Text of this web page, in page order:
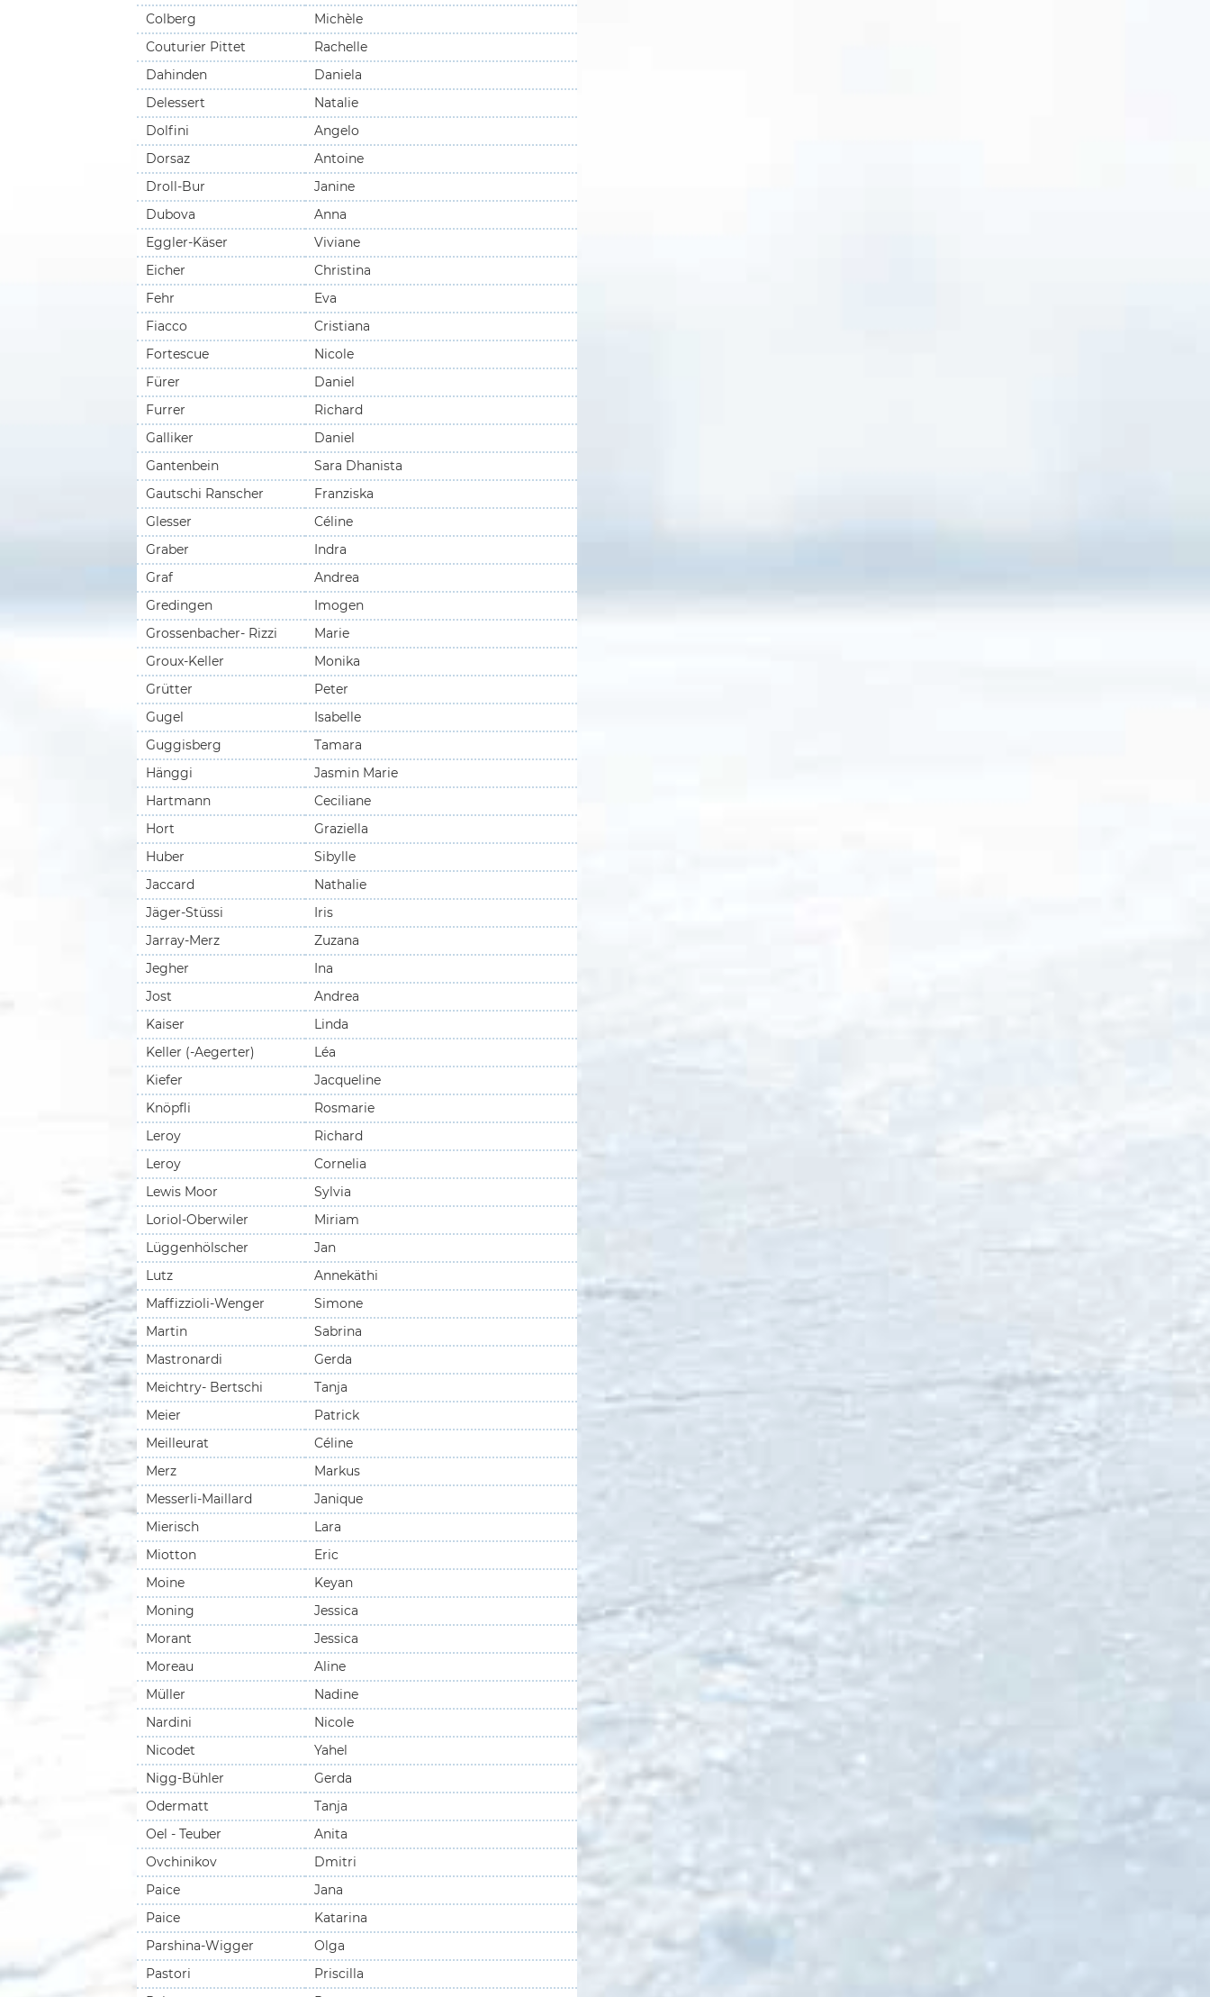
Colberg
Michèle
Couturier Pittet
Rachelle
Dahinden
Daniela
Delessert
Natalie
Dolfini
Angelo
Dorsaz
Antoine
Droll-Bur
Janine
Dubova
Anna
Eggler-Käser
Viviane
Eicher
Christina
Fehr
Eva
Fiacco
Cristiana
Fortescue
Nicole
Fürer
Daniel
Furrer
Richard
Galliker
Daniel
Gantenbein
Sara Dhanista
Gautschi Ranscher
Franziska
Glesser
Céline
Graber
Indra
Graf
Andrea
Gredingen
Imogen
Grossenbacher- Rizzi
Marie
Groux-Keller
Monika
Grütter
Peter
Gugel
Isabelle
Guggisberg
Tamara
Hänggi
Jasmin Marie
Hartmann
Ceciliane
Hort
Graziella
Huber
Sibylle
Jaccard
Nathalie
Jäger-Stüssi
Iris
Jarray-Merz
Zuzana
Jegher
Ina
Jost
Andrea
Kaiser
Linda
Keller (-Aegerter)
Léa
Kiefer
Jacqueline
Knöpfli
Rosmarie
Leroy
Richard
Leroy
Cornelia
Lewis Moor
Sylvia
Loriol-Oberwiler
Miriam
Lüggenhölscher
Jan
Lutz
Annekäthi
Maffizzioli-Wenger
Simone
Martin
Sabrina
Mastronardi
Gerda
Meichtry- Bertschi
Tanja
Meier
Patrick
Meilleurat
Céline
Merz
Markus
Messerli-Maillard
Janique
Mierisch
Lara
Miotton
Eric
Moine
Keyan
Moning
Jessica
Morant
Jessica
Moreau
Aline
Müller
Nadine
Nardini
Nicole
Nicodet
Yahel
Nigg-Bühler
Gerda
Odermatt
Tanja
Oel - Teuber
Anita
Ovchinikov
Dmitri
Paice
Jana
Paice
Katarina
Parshina-Wigger
Olga
Pastori
Priscilla